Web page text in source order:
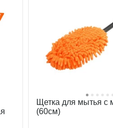
Щетка для мытья c
(60см)